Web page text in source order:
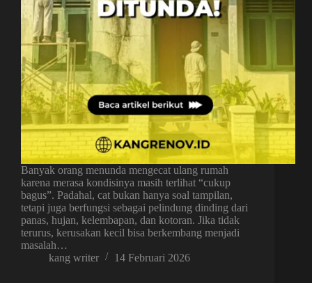
Banyak orang menunda mengecat ulang rumah
karena merasa kondisinya masih terlihat “cukup
bagus”. Padahal, cat bukan hanya soal tampilan,
tetapi juga berfungsi sebagai pelindung dinding dari
panas, hujan, kelembapan, dan kotoran. Jika tidak
terurus, kerusakan kecil bisa berkembang menjadi
masalah…
kang writer
14 Februari 2026